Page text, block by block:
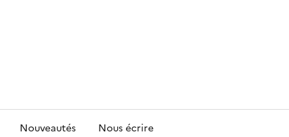
Nouveautés Nous écrire